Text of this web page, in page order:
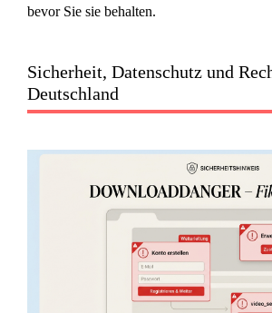
bevor Sie sie behalten.
Sicherheit, Datenschutz und
Deutschland